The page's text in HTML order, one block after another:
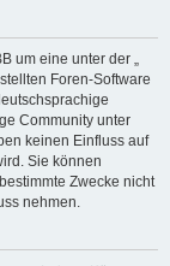
um eine unter der „
Foren-Software
Community unter
keinen Einfluss auf
Sie können
Zwecke nicht
nehmen.